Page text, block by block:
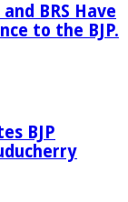
BRS Have
to the BJP.
BJP